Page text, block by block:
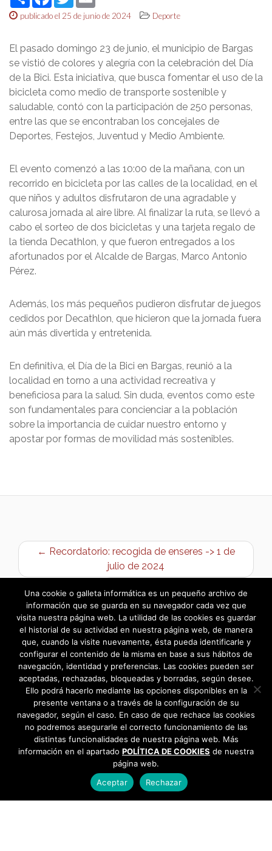
publicado el 25 de junio de 2024 Deporte
El pasado domingo 23 de junio, el municipio de Bargas
se vistió de colores y alegría con la celebración del Día
de la Bici. Esta iniciativa, que busca fomentar el uso de la
bicicleta como medio de transporte sostenible y
saludable, contó con la participación de 250 personas,
entre las que se encontraban los concejales de
Deportes, Festejos, Juventud y Medio Ambiente.
El evento comenzó a las 10:00 de la mañana, con un
recorrido en bicicleta por las calles de la localidad, en el
que niños y adultos disfrutaron de una agradable y
calurosa jornada al aire libre. Al finalizar la ruta, se llevó a
cabo el sorteo de dos bicicletas y una tarjeta regalo de
la tienda Decathlon, y que fueron entregados a los
afortunados por el Alcalde de Bargas, Marco Antonio
Pérez.
Además, los más pequeños pudieron disfrutar de juegos
cedidos por Decathlon, que hicieron que la jornada fuera
aún más divertida y entretenida.
En definitiva, el Día de la Bici en Bargas, reunió a la
localidad en torno a una actividad recreativa y
beneficiosa para la salud. Sin duda, eventos como este
son fundamentales para concienciar a la población
sobre la importancia de cuidar nuestro entorno y
apostar por formas de movilidad más sostenibles.
← Recordatorio: recogida de enseres -> 1 de
julio de 2024
Noches Refrescantes 2024 →
Una cookie o galleta informática es un pequeño archivo de
información que se guarda en su navegador cada vez que
visita nuestra página web. La utilidad de las cookies es guardar
el historial de su actividad en nuestra página web, de manera
que, cuando la visite nuevamente, ésta pueda identificarle y
configurar el contenido de la misma en base a sus hábitos de
navegación, identidad y preferencias. Las cookies pueden ser
aceptadas, rechazadas, bloqueadas y borradas, según desee.
Ello podrá hacerlo mediante las opciones disponibles en la
presente ventana o a través de la configuración de su
navegador, según el caso. En caso de que rechace las cookies
no podremos asegurarle el correcto funcionamiento de las
distintas funcionalidades de nuestra página web. Más
información en el apartado POLÍTICA DE COOKIES de nuestra
página web.
Aceptar
Rechazar